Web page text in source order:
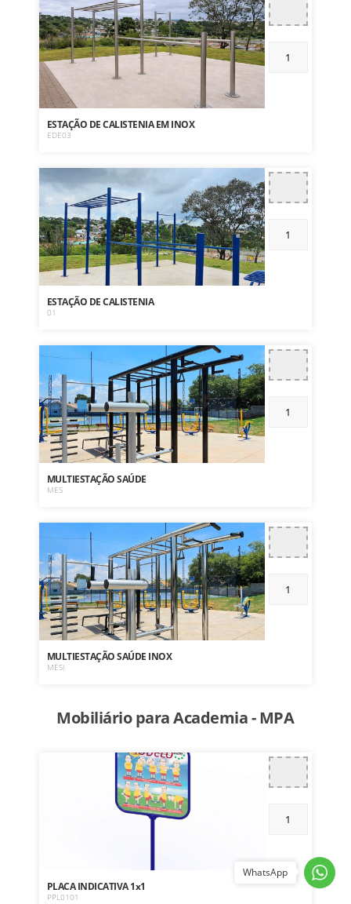
ESTAÇÃO DE CALISTENIA EM INOX
EDE03
ESTAÇÃO DE CALISTENIA
01
MULTIESTAÇÃO SAÚDE
MES
MULTIESTAÇÃO SAÚDE INOX
MESI
Mobiliário para Academia - MPA
PLACA INDICATIVA 1x1
PPL0101
WhatsApp